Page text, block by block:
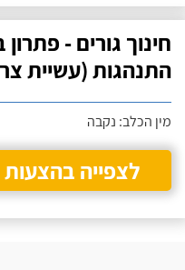
חינוך גורים -
התנהגות (עשיית
מין הכלב: נקבה
לצפייה